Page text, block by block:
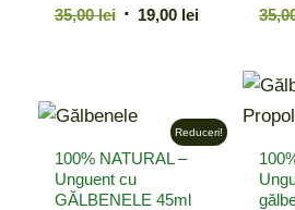
35,00lei Prețul
35,00 lei.
19,00 leiPrețul
19,00 lei.
100% NATURAL –
Unguent cu
GĂLBENELE 45ml
Reduceri!